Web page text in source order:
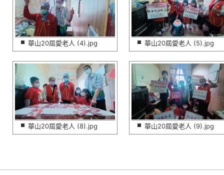
華山20屆愛老人 (4).jpg 華山20屆愛老人 (5).jpg
華山20屆愛老人 (8).jpg 華山20屆愛老人 (9).jpg